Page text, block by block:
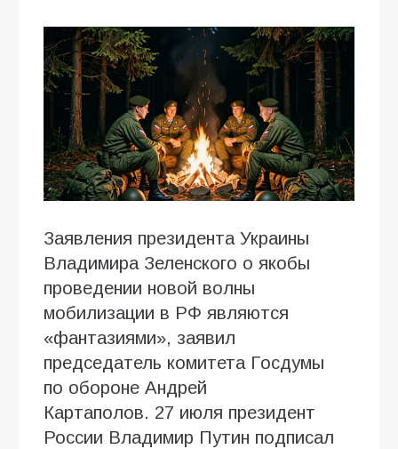
Заявления президента Украины
Владимира Зеленского о якобы
проведении новой волны
мобилизации в РФ являются
«фантазиями», заявил
председатель комитета Госдумы
по обороне Андрей
Картаполов. 27 июля президент
России Владимир Путин подписал